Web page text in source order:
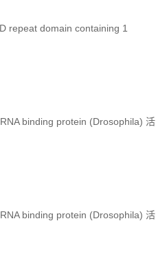
repeat domain containing 1
binding protein (Drosophila) 活
binding protein (Drosophila) 活